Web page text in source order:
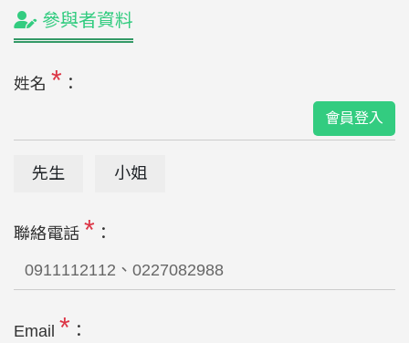
參與者資料
姓名 * ：
會員登入
先生 小姐
聯絡電話 * ：
Email * ：